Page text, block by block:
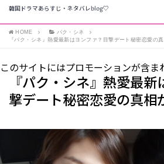
韓国ドラマあらすじ・ネタバレblog♡
HOME
パク・シネ
『パク・シネ』熱愛最新はヨンファ？目撃デート秘密恋愛の
このサイトにはプロモーションが含ま
『パク・シネ』熱愛最
撃デート秘密恋愛の真相